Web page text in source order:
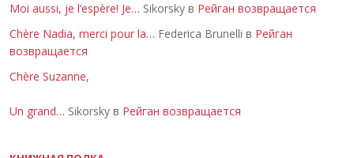
Moi aussi, je l’espère! Je… Sikorsky в Рейган возвращается
Chère Nadia, merci pour la… Federica Brunelli в Рейган
возвращается
Chère Suzanne,
Un grand… Sikorsky в Рейган возвращается